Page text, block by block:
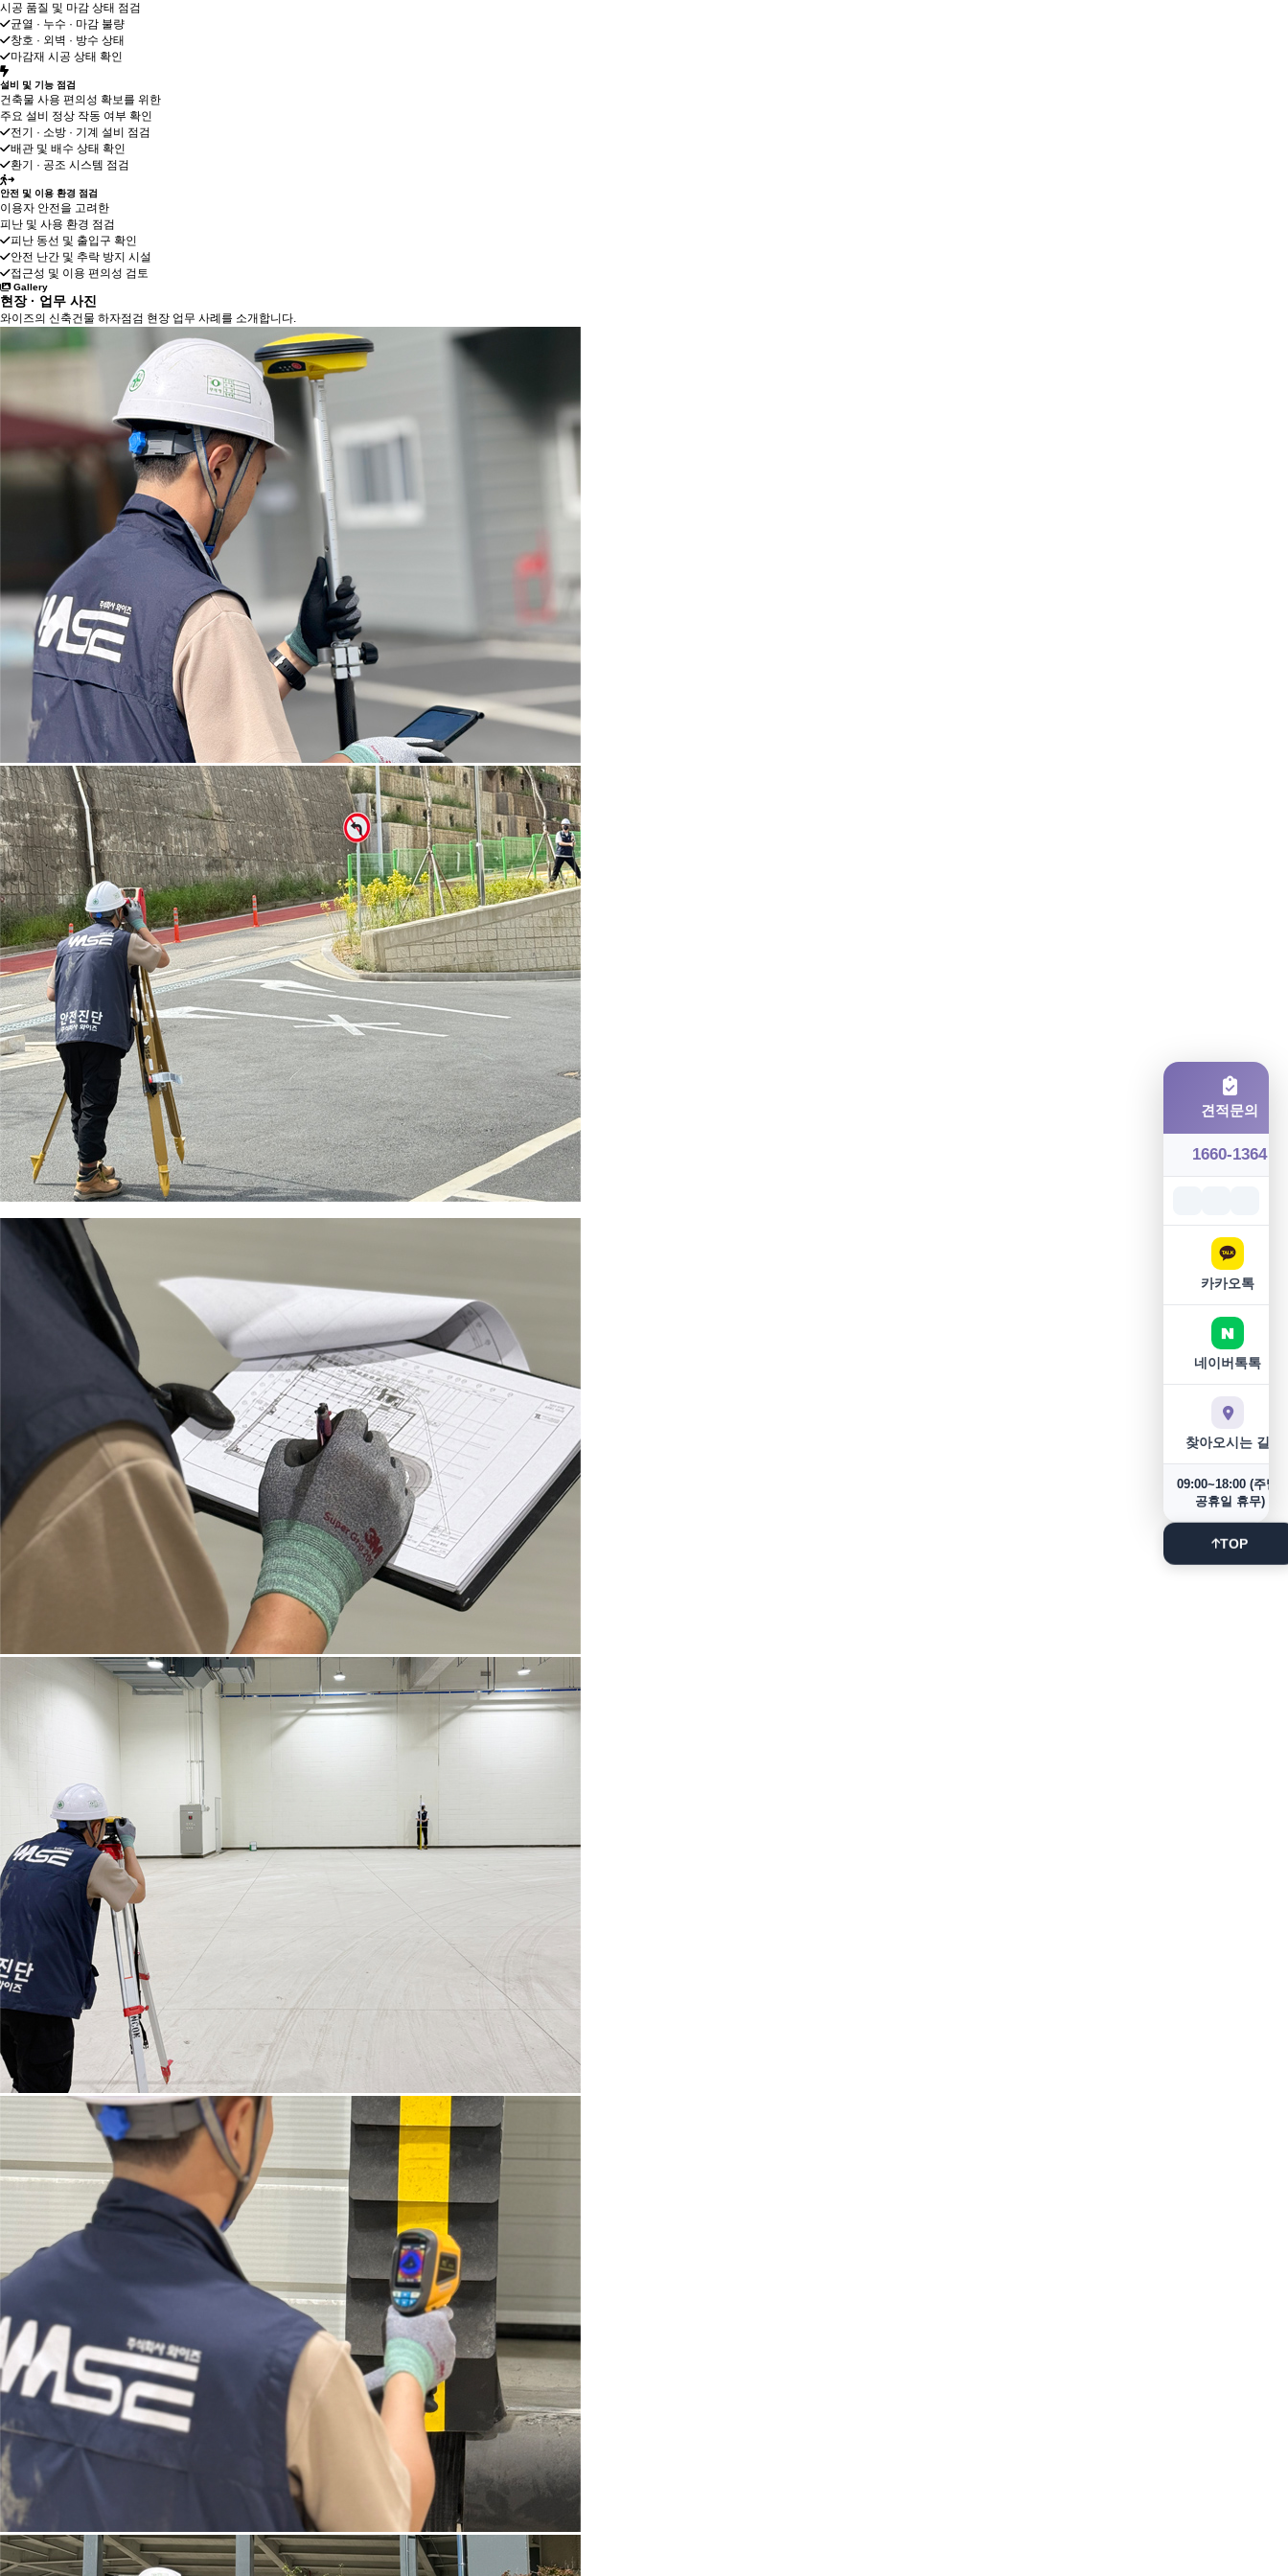
시공 품질 및 마감 상태 점검
균열 · 누수 · 마감 불량
창호 · 외벽 · 방수 상태
마감재 시공 상태 확인
설비 및 기능 점검
건축물 사용 편의성 확보를 위한
주요 설비 정상 작동 여부 확인
전기 · 소방 · 기계 설비 점검
배관 및 배수 상태 확인
환기 · 공조 시스템 점검
안전 및 이용 환경 점검
이용자 안전을 고려한
피난 및 사용 환경 점검
피난 동선 및 출입구 확인
안전 난간 및 추락 방지 시설
접근성 및 이용 편의성 검토
Gallery
현장 · 업무 사진
와이즈의 신축건물 하자점검 현장 업무 사례를 소개합니다.
견적문의
1660-1364
카카오톡
네이버톡톡
찾아오시는 길
09:00~18:00 (주말/
공휴일 휴무)
TOP